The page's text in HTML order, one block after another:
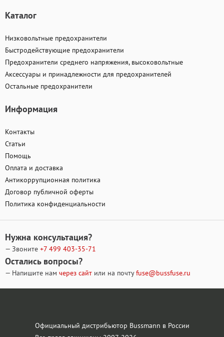
Каталог
Низковольтные предохранители
Быстродействующие предохранители
Предохранители среднего напряжения, высоковольтные
Аксессуары и принадлежности для предохранителей
Остальные предохранители
Информация
Контакты
Статьи
Помощь
Оплата и доставка
Антикоррупционная политика
Договор публичной оферты
Политика конфиденциальности
Нужна консультация?
— Звоните +7 499 403-35-71
Остались вопросы?
— Напишите нам через сайт или на почтуfuse@bussfuse.ru
Официальный дистрибьютор Bussmann в России